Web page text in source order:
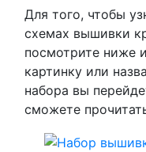
Для того, чтобы
схемах вышивки
посмотрите ниже
картинку или
набора вы
сможете